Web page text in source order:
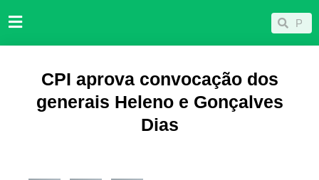
para
Pesquisar
CPI aprova convocação dos
generais Heleno e Gonçalves
Dias